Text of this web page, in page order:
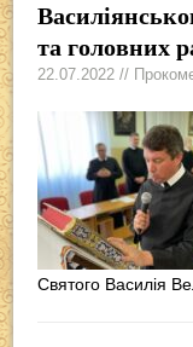
та головних
22.07.2022 //
Святого Василія